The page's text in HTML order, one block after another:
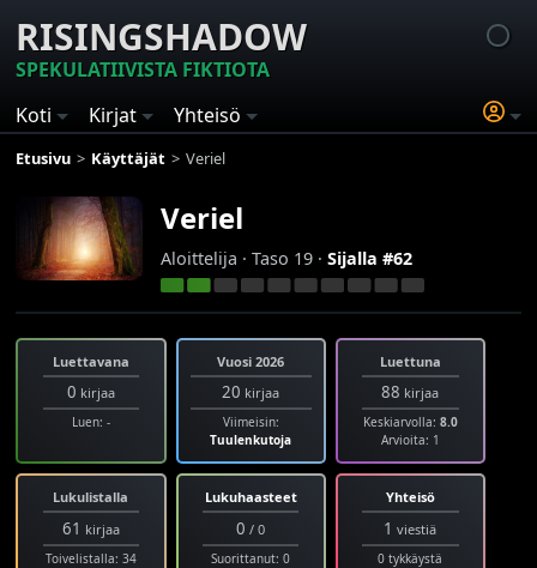
RISINGSHADOW
SPEKULATIIVISTA FIKTIOTA
Koti
Kirjat Yhteisö
Etusivu Käyttäjät Veriel
Veriel
Aloittelija · Taso 19 · Sijalla #62
Luettavana
0 kirjaa
Luen: -
Vuosi 2026
20 kirjaa
Viimeisin:
Tuulenkutoja
Luettuna
88 kirjaa
Keskiarvolla: 8.0
Arvioita: 1
Lukulistalla
61 kirjaa
Toivelistalla: 34
Lukuhaasteet
0 / 0
Suorittanut: 0
Yhteisö
1 viestiä
0 tykkäystä